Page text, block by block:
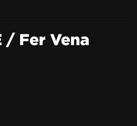
/ Fer Vena